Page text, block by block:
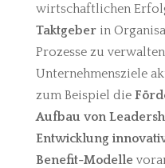
wirtschaftlichen
Taktgeberin
Prozesse zu
Unternehmensziele
zum Beispiel die
Aufbau von
Entwicklung
Benefit-Modelle